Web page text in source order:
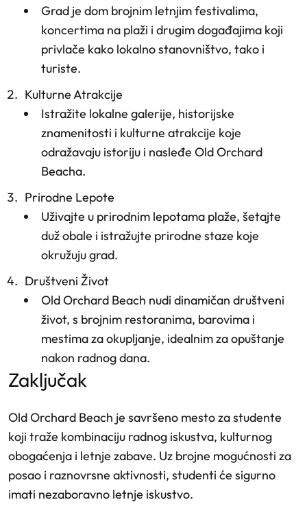
Grad je dom brojnim letnjim festivalima,
koncertima na plaži i drugim događajima koji
privlače kako lokalno stanovništvo, tako i
turiste.
Kulturne Atrakcije
Istražite lokalne galerije, historijske
znamenitosti i kulturne atrakcije koje
odražavaju istoriju i nasleđe Old Orchard
Beacha.
Prirodne Lepote
Uživajte u prirodnim lepotama plaže, šetajte
duž obale i istražujte prirodne staze koje
okružuju grad.
Društveni Život
Old Orchard Beach nudi dinamičan društveni
život, s brojnim restoranima, barovima i
mestima za okupljanje, idealnim za opuštanje
nakon radnog dana.
zaključak
Old Orchard Beach je savršeno mesto za studente
koji traže kombinaciju radnog iskustva, kulturnog
obogaćenja i letnje zabave. Uz brojne mogućnosti za
posao i raznovrsne aktivnosti, studenti će sigurno
imati nezaboravno letnje iskustvo.